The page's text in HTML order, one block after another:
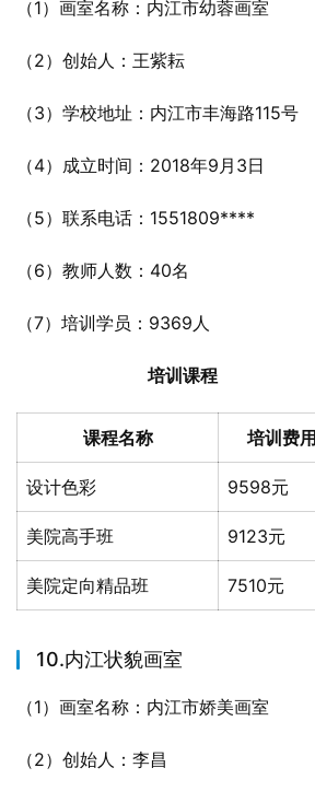
（1）画室名称：内江市幼蓉画室
（2）创始人：王紫耘
（3）学校地址：内江市丰海路115号
（4）成立时间：2018年9月3日
（5）联系电话：1551809****
（6）教师人数：40名
（7）培训学员：9369人
培训课程
课程名称 培训费用
设计色彩 9598元
美院高手班 9123元
美院定向精品班 7510元
10.内江状貌画室
（1）画室名称：内江市娇美画室
（2）创始人：李昌